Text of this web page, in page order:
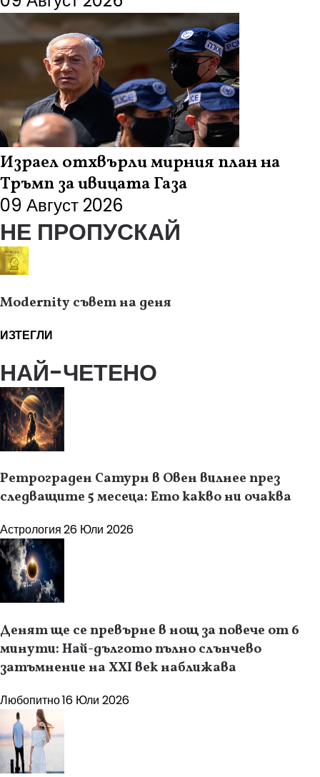
Израел отхвърли мирния план на
Тръмп за ивицата Газа
09 Август 2026
НЕ ПРОПУСКАЙ
Modernity съвет на деня
ИЗТЕГЛИ
НАЙ-ЧЕТЕНО
Ретрограден Сатурн в Овен вилнее през
следващите 5 месеца: Ето какво ни очаква
Астрология26 Юли 2026
Денят ще се превърне в нощ за повече от 6
минути: Най-дългото пълно слънчево
затъмнение на XXI век наближава
Любопитно16 Юли 2026